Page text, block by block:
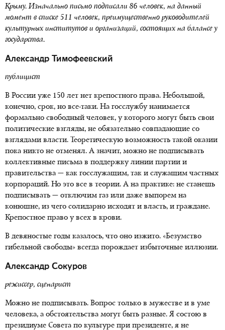
Крыму. Изначально письмо подписали 86 человек, на данный
момент в списке 511 человек, преимущественно руководителей
культурных институтов и организаций, состоящих на балансе у
государства.
Александр Тимофеевский
публицист
В России уже 150 лет нет крепостного права. Небольшой,
конечно, срок, но все-таки. На госслужбу нанимается
формально свободный человек, у которого могут быть свои
политические взгляды, не обязательно совпадающие со
взглядами власти. Теоретическую возможность такой оказии
пока никто не отменял. А значит, можно не подписывать
коллективные письма в поддержку линии партии и
правительства — как госслужащим, так и служащим частных
корпораций. Но это все в теории. А на практике: не станешь
подписывать — отключим газ или даже выпорем на
конюшне, из чего солидарно исходят и власть, и граждане.
Крепостное право у всех в крови.
В девяностые годы казалось, что оно изжито. «Безумство
гибельной свободы» всегда порождает избыточные иллюзии.
Александр Сокуров
режиссер, сценарист
Можно не подписывать. Вопрос только в мужестве и в уме
человека, а обстоятельства могут быть разные. Я состою в
президиуме Совета по культуре при президенте, я не